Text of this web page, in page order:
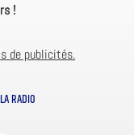
!
de publicités.
RADIO